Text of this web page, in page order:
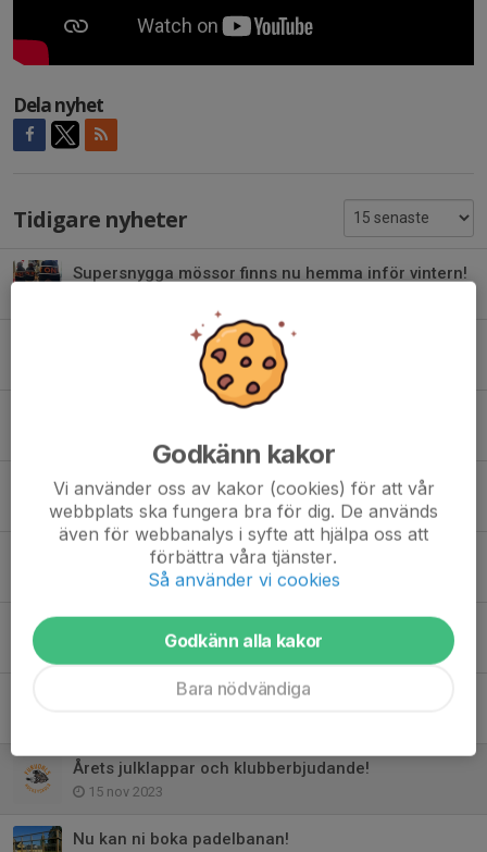
Dela nyhet
Tidigare nyheter
Supersnygga mössor finns nu hemma inför vintern!
Nu är anmälan öppen för 2026!
Vi hälsar Malin Svantesson välkommen!
Spännande info kring julklappar m m!
28 nov 2024
Lägesrapport från Furudal
21 maj 2024
Furudals Hockeyskola önskar alla en God Jul!
Årets julklappar och klubberbjudande!
15 nov 2023
Nu kan ni boka padelbanan!
Godkänn kakor
Vi använder oss av kakor (cookies) för att vår
webbplats ska fungera bra för dig. De används
även för webbanalys i syfte att hjälpa oss att
förbättra våra tjänster.
Så använder vi cookies
Godkänn alla kakor
Bara nödvändiga